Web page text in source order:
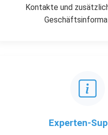
Kontakte und
Experten-